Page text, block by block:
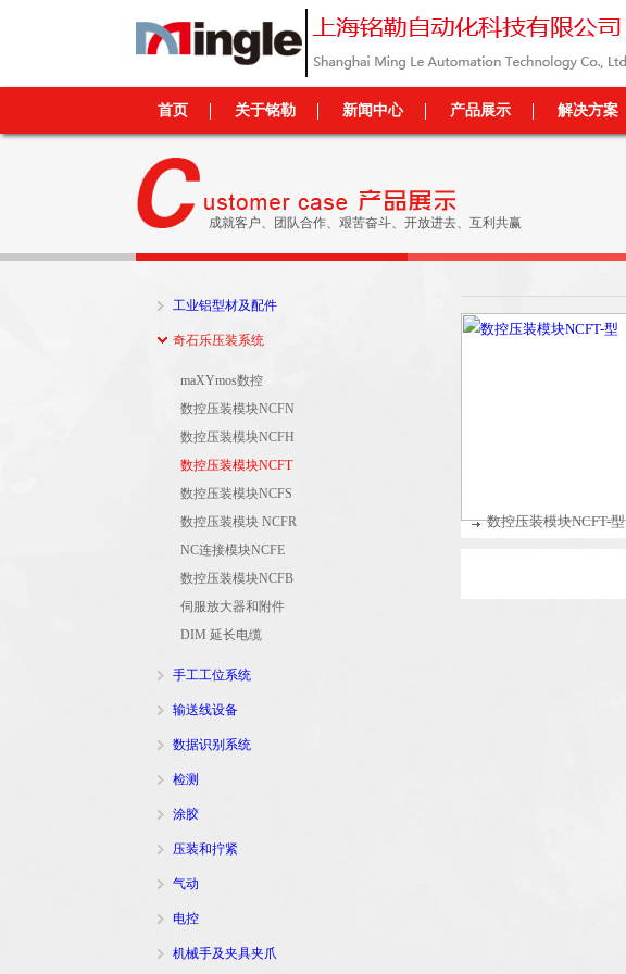
首页 关于铭勒 新闻中心 产品展示 解决方案
成就客户、团队合作、艰苦奋斗、开放进去、互利共赢
工业铝型材及配件
奇石乐压装系统
maXYmos数控
数控压装模块NCFN
数控压装模块NCFH
数控压装模块NCFT
数控压装模块NCFS
数控压装模块 NCFR
NC连接模块NCFE
数控压装模块NCFB
伺服放大器和附件
DIM 延长电缆
手工工位系统
输送线设备
数据识别系统
检测
涂胶
压装和拧紧
气动
电控
机械手及夹具夹爪
数控压装模块NCFT-型